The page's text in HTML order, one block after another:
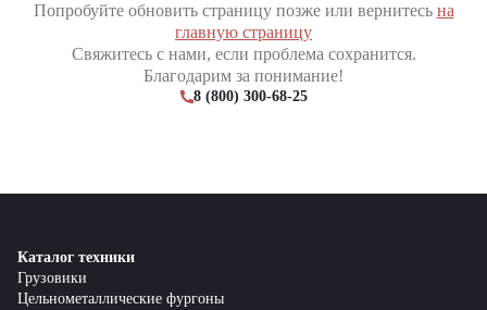
Попробуйте обновить страницу позже или вернитесь на
главную страницу
Свяжитесь с нами, если проблема сохранится.
Благодарим за понимание!
8 (800) 300-68-25
Каталог техники
Грузовики
Цельнометаллические фургоны